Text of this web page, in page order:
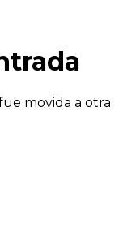
movida a otra